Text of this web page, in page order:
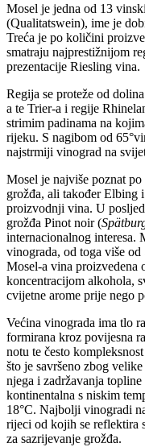
Mosel je jedna od 13
(Qualitatswein), ime je
Treća je po količini
smatraju najprestižnijom
prezentacije Riesling vina.
Regija se proteže od
a te Trier-a i regije
strimim padinama na
rijeku. S nagibom od
najstrmiji vinograd na
Mosel je najviše poznat
grožđa, ali također Elbing
proizvodnji vina. U
grožđa Pinot noir (
internacionalnog interesa.
vinograda, od toga više
Mosel-a vina proizvedena
koncentracijom alkohola,
cvijetne arome prije nego
Većina vinograda ima tlo
formirana kroz povijesna
notu te često
što je savršeno zbog
njega i zadržavanja
kontinentalna s niskim
18°C. Najbolji vinogradi
rijeci od kojih se reflektira
za sazrijevanje grožđa.